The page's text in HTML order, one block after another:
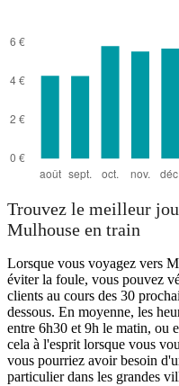
Trouvez le meilleur
Mulhouse en train
Lorsque vous voyagez vers
éviter la foule, vous pouvez
clients au cours des 30
dessous. En moyenne, les
entre 6h30 et 9h le matin, ou
cela à l'esprit lorsque vous
vous pourriez avoir besoin
particulier dans les grandes